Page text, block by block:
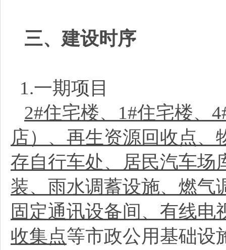
三、建设时序
1.一期项目
2#住宅楼、1#住宅楼、
店）、再生资源回收点
存自行车处、居民汽车场
装、雨水调蓄设施、燃气
固定通讯设备间、有线
收集点等市政公用基础设